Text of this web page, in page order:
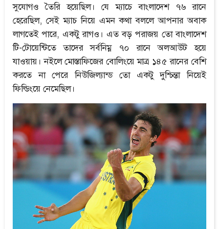
সুযোগও তৈরি হয়েছিল। যে ম্যাচে বাংলাদেশ ৭৬ রানে
হেরেছিল, সেই ম্যাচ নিয়ে এমন কথা বললে আপনার অবাক
লাগতেই পারে, একটু রাগও। এত বড় পরাজয় তো বাংলাদেশ
টি-টোয়েন্টিতে তাদের সর্বনিম্ন ৭০ রানে অলআউট হয়ে
যাওয়ায়। নইলে মোস্তাফিজের বোলিংয়ে মাত্র ১৪৫ রানের বেশি
করতে না পেরে নিউজিল্যান্ড তো একটু দুশ্চিন্তা নিয়েই
ফিল্ডিংয়ে নেমেছিল।